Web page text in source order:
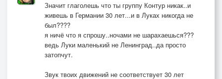
Значит глаголешь что ты группу Контур никак..и
живешь в Германии 30 лет...и в Луках никогда не
был????
я ничё что я спрошу..ночами не шарахаешься???
ведь Луки маленький не Ленинград..да просто
затопчут.
Звук твоих движений не соответствует 30 лет